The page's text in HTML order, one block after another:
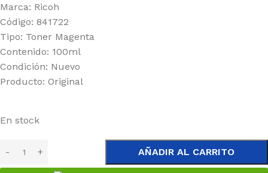
Marca: Ricoh
Código: 841722
Tipo: Toner Magenta
Contenido: 100ml
Condición: Nuevo
Producto: Original
En stock
AÑADIR AL CARRITO